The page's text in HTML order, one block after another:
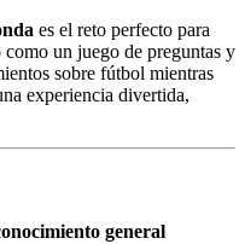
es el reto perfecto para
un juego de preguntas y
sobre fútbol mientras
experiencia divertida,
general